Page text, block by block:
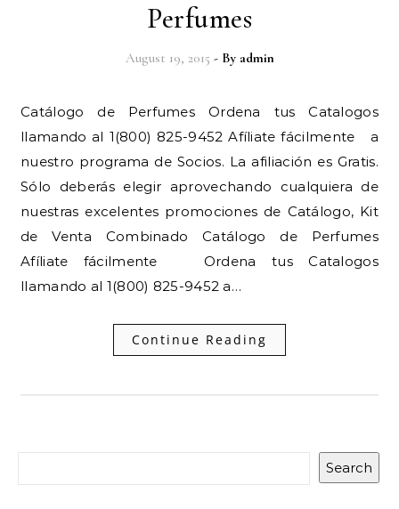
Perfumes
August 19, 2015 - By admin
Catálogo de Perfumes Ordena tus Catalogos
llamando al 1(800) 825-9452 Afíliate fácilmente a
nuestro programa de Socios. La afiliación es Gratis.
Sólo deberás elegir aprovechando cualquiera de
nuestras excelentes promociones de Catálogo, Kit
de Venta Combinado Catálogo de Perfumes
Afíliate fácilmente Ordena tus Catalogos
llamando al 1(800) 825-9452 a…
Continue Reading
Search